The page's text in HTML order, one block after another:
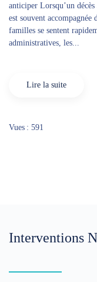
anticiper Lorsqu’un
est souvent accompagnée
familles se sentent
administratives, les...
Lire la suite
Vues : 591
Interventions